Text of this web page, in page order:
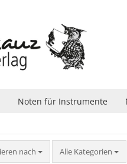
Noten für Instrumente
nach
nach Alle Kategorien